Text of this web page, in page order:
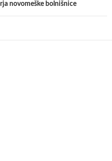
novomeške bolnišnice